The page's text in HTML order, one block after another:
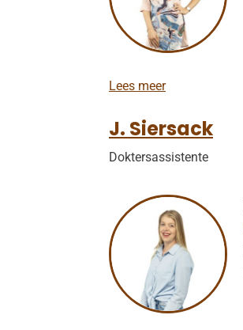
Lees meerM
z
D
n
J. Siersack
Doktersassistente